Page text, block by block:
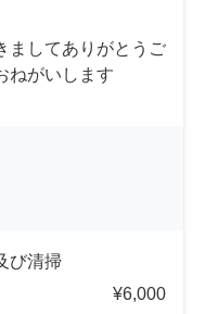
ましてありがとうご
ねがいします
び清掃
¥6,000